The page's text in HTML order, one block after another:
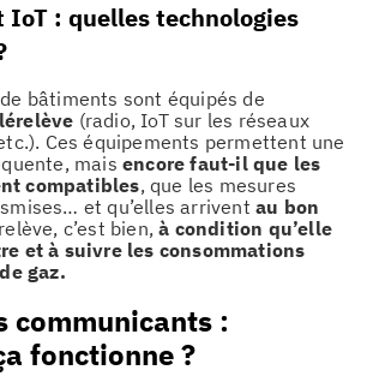
IoT : quelles technologies
bâtiments sont équipés de
(radio, IoT sur les réseaux
Ces équipements permettent une
mais encore faut-il que les
compatibles, que les mesures
et qu’elles arrivent au bon
c’est bien,à condition qu’elle
et à suivre les consommations
gaz.
communicants :
fonctionne ?